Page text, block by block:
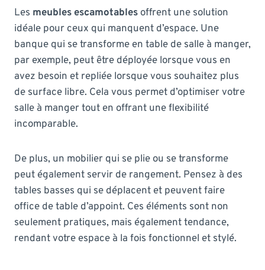
Les meubles escamotables offrent une solution
idéale pour ceux qui manquent d’espace. Une
banque qui se transforme en table de salle à manger,
par exemple, peut être déployée lorsque vous en
avez besoin et repliée lorsque vous souhaitez plus
de surface libre. Cela vous permet d’optimiser votre
salle à manger tout en offrant une flexibilité
incomparable.
De plus, un mobilier qui se plie ou se transforme
peut également servir de rangement. Pensez à des
tables basses qui se déplacent et peuvent faire
office de table d’appoint. Ces éléments sont non
seulement pratiques, mais également tendance,
rendant votre espace à la fois fonctionnel et stylé.